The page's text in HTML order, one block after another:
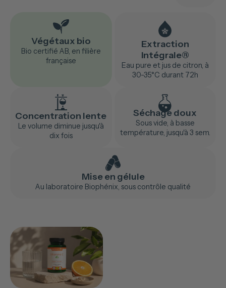
Végétaux bio
Bio certifié AB, en filière
française
Extraction
Intégrale®
Eau pure et jus de citron, à
30-35°C durant 72h
Concentration lente
Le volume diminue jusqu'à
dix fois
Séchage doux
Sous vide, à basse
température, jusqu'à 3 sem.
Mise en gélule
Au laboratoire Biophénix, sous contrôle qualité